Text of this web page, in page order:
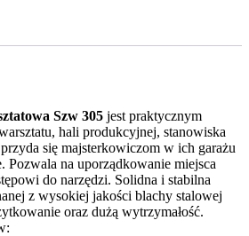
Szw 305 jest praktycznym
hali produkcyjnej, stanowiska
się majsterkowiczom w ich garażu
Pozwala na uporządkowanie miejsca
do narzędzi. Solidna i stabilna
z wysokiej jakości blachy stalowej
oraz dużą wytrzymałość.